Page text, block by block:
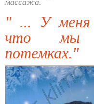
массажа.
" ... У меня
что мы
потемках."